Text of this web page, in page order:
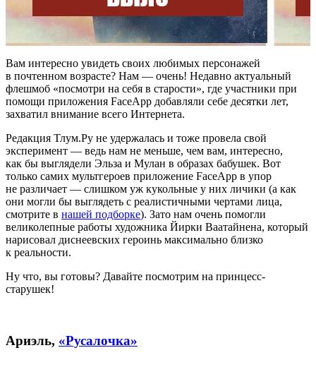
Вам интересно увидеть своих любимых персонажей
в почтенном возрасте? Нам — очень! Недавно актуальный
флешмоб «посмотри на себя в старости», где участники при
помощи приложения FaceApp добавляли себе десятки лет,
захватил внимание всего Интернета.
Редакция Тлум.Ру не удержалась и тоже провела свой
эксперимент — ведь нам не меньше, чем вам, интересно,
как бы выглядели Эльза и Мулан в образах бабушек. Вот
только самих мультгероев приложение FaceApp в упор
не различает — слишком уж кукольные у них личики (а как
они могли бы выглядеть с реалистичными чертами лица,
смотрите в нашей подборке). Зато нам очень помогли
великолепные работы художника Йирки Ваатайнена, который
нарисовал диснеевских героинь максимально близко
к реальности.
Ну что, вы готовы? Давайте посмотрим на принцесс-
старушек!
Ариэль, «Русалочка»